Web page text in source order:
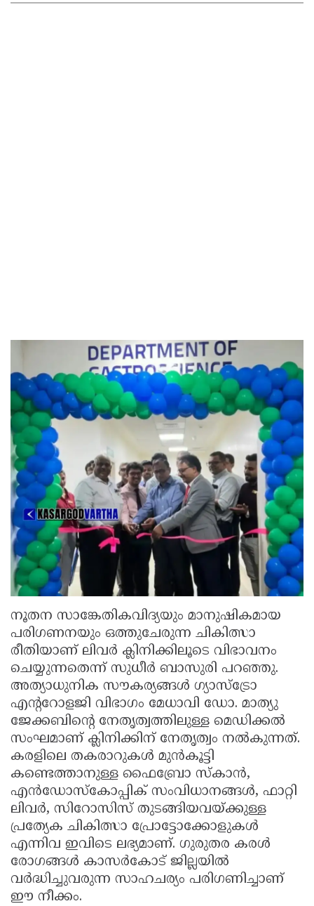
നൂതന സാങ്കേതികവിദ്യയും മാനുഷികമായ
പരിഗണനയും ഒത്തുചേരുന്ന ചികിത്സാ
രീതിയാണ് ലിവർ ക്ലിനിക്കിലൂടെ വിഭാവനം
ചെയ്യുന്നതെന്ന് സുധീർ ബാസുരി പറഞ്ഞു.
അത്യാധുനിക സൗകര്യങ്ങൾ ഗ്യാസ്ട്രോ
എൻ്ററോളജി വിഭാഗം മേധാവി ഡോ. മാത്യു
ജേക്കബിൻ്റെ നേതൃത്വത്തിലുള്ള മെഡിക്കൽ
സംഘമാണ് ക്ലിനിക്കിന് നേതൃത്വം നൽകുന്നത്.
കരളിലെ തകരാറുകൾ മുൻകൂട്ടി
കണ്ടെത്താനുള്ള ഫൈബ്രോ സ്കാൻ,
എൻഡോസ്കോപ്പിക് സംവിധാനങ്ങൾ, ഫാറ്റി
ലിവർ, സിറോസിസ് തുടങ്ങിയവയ്ക്കുള്ള
പ്രത്യേക ചികിത്സാ പ്രോട്ടോക്കോളുകൾ
എന്നിവ ഇവിടെ ലഭ്യമാണ്. ഗുരുതര കരൾ
രോഗങ്ങൾ കാസർകോട് ജില്ലയിൽ
വർദ്ധിച്ചുവരുന്ന സാഹചര്യം പരിഗണിച്ചാണ്
ഈ നീക്കം.